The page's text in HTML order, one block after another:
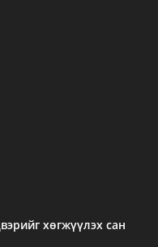
хөгжүүлэх сан